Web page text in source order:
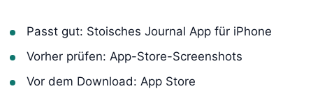
Passt gut: Stoisches Journal App für iPhone
Vorher prüfen: App-Store-Screenshots
Vor dem Download: App Store